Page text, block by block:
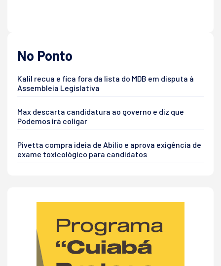
No Ponto
Kalil recua e fica fora da lista do MDB em disputa à
Assembleia Legislativa
Max descarta candidatura ao governo e diz que
Podemos irá coligar
Pivetta compra ideia de Abilio e aprova exigência de
exame toxicológico para candidatos